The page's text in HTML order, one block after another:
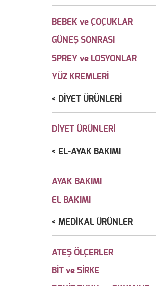
BEBEK ve ÇOÇUKLAR
GÜNEŞ SONRASI
SPREY ve LOSYONLAR
YÜZ KREMLERİ
DİYET ÜRÜNLERİ
DİYET ÜRÜNLERİ
EL-AYAK BAKIMI
AYAK BAKIMI
EL BAKIMI
MEDİKAL ÜRÜNLER
ATEŞ ÖLÇERLER
BİT ve SİRKE